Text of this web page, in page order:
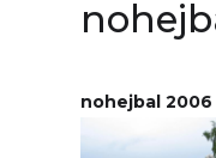
nohejbal 2006